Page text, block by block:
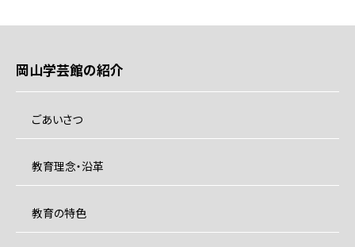
岡山学芸館の紹介
ごあいさつ
教育理念・沿革
教育の特色